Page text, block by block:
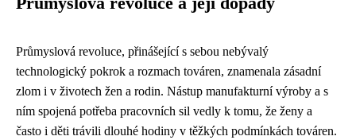
Průmyslová revoluce, přinášející s sebou nebývalý
technologický pokrok a rozmach továren, znamenala zásadní
zlom i v životech žen a rodin. Nástup manufakturní výroby a s
ním spojená potřeba pracovních sil vedly k tomu, že ženy a
často i děti trávili dlouhé hodiny v těžkých podmínkách továren.